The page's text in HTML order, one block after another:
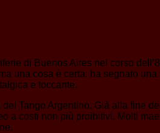
di Buenos Aires nel corso
una cosa è certa: ha segnato
e toccante.
Tango Argentino. Già alla fine
a costi non più proibitivi. Molti